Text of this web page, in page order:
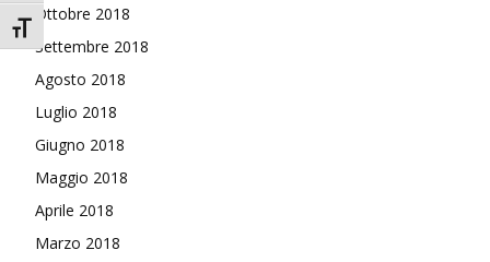
Attiva/disattiva dimensione testo
Ottobre 2018
Settembre 2018
Agosto 2018
Luglio 2018
Giugno 2018
Maggio 2018
Aprile 2018
Marzo 2018